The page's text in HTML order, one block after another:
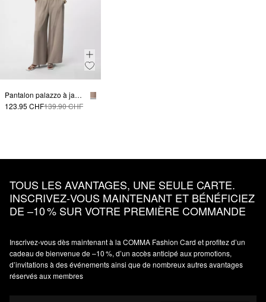
Pantalon palazzo à jambe large en satin aéré
123.95 CHF139.90 CHF
TOUS LES AVANTAGES, UNE SEULE CARTE.
INSCRIVEZ‑VOUS MAINTENANT ET BÉNÉFICIEZ
DE –10 % SUR VOTRE PREMIÈRE COMMANDE
Inscrivez‑vous dès maintenant à la COMMA Fashion Card et profitez d’un
cadeau de bienvenue de –10 %, d’un accès anticipé aux promotions,
d’invitations à des événements ainsi que de nombreux autres avantages
réservés aux membres